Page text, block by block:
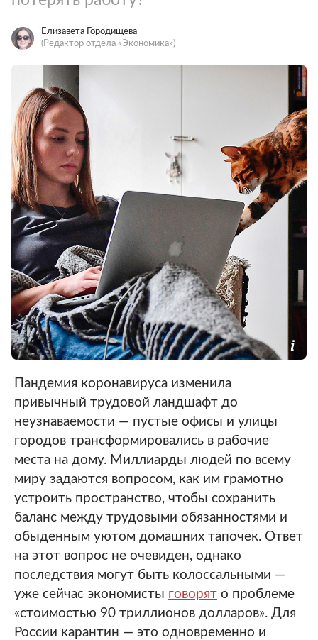
Елизавета Городищева
(Редактор отдела «Экономика»)
Пандемия коронавируса изменила
привычный трудовой ландшафт до
неузнаваемости — пустые офисы и улицы
городов трансформировались в рабочие
места на дому. Миллиарды людей по всему
миру задаются вопросом, как им грамотно
устроить пространство, чтобы сохранить
баланс между трудовыми обязанностями и
обыденным уютом домашних тапочек. Ответ
на этот вопрос не очевиден, однако
последствия могут быть колоссальными —
уже сейчас экономисты говорят о проблеме
«стоимостью 90 триллионов долларов». Для
России карантин — это одновременно и